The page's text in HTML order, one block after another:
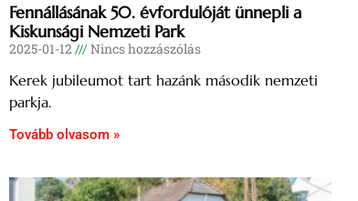
Fennállásának 50. évfordulóját ünnepli a
Kiskunsági Nemzeti Park
2025-01-12 Nincs hozzászólás
Kerek jubileumot tart hazánk második nemzeti
parkja.
Tovább olvasom »